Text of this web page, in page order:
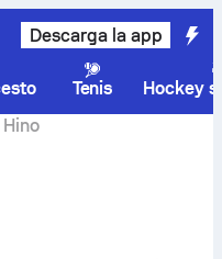
Descarga la app
Tenis
Hockey